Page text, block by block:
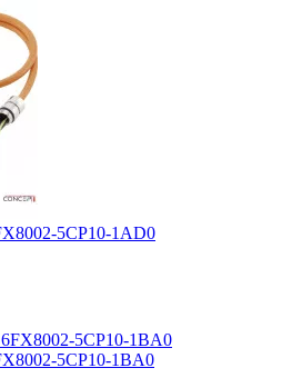
5CP10-1AD0
5CP10-1BA0